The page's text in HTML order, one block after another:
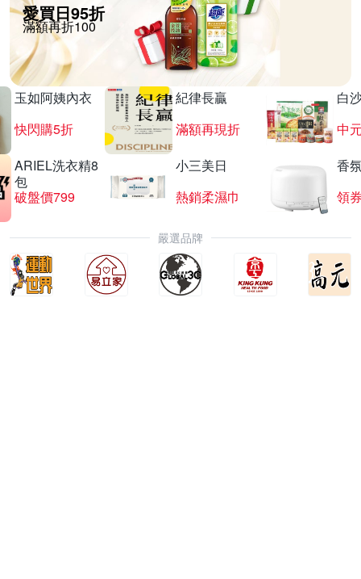
愛買日95折
滿額再折100
玉如阿姨內衣
快閃購5折
紀律長贏
滿額再現折
白
中
ARIEL洗衣精8
包
破盤價799
小三美日
熱銷柔濕巾
香
領
嚴選品牌